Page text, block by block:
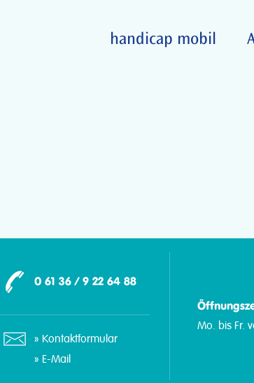
handicap mobil
0 61 36 / 9 22 64 88
Kontaktformular
E-Mail
Mo. bis Fr.